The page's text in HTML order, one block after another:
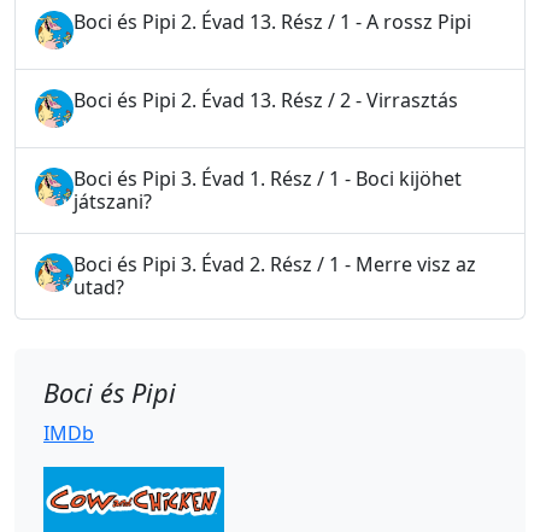
Boci és Pipi 2. Évad 13. Rész / 1 - A rossz Pipi
Boci és Pipi 2. Évad 13. Rész / 2 - Virrasztás
Boci és Pipi 3. Évad 1. Rész / 1 - Boci kijöhet
játszani?
Boci és Pipi 3. Évad 2. Rész / 1 - Merre visz az
utad?
Boci és Pipi
IMDb